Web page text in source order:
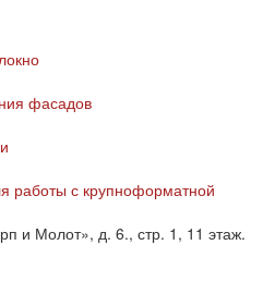
фасадов
работы с крупноформатной
и Молот», д. 6., стр. 1, 11 этаж.